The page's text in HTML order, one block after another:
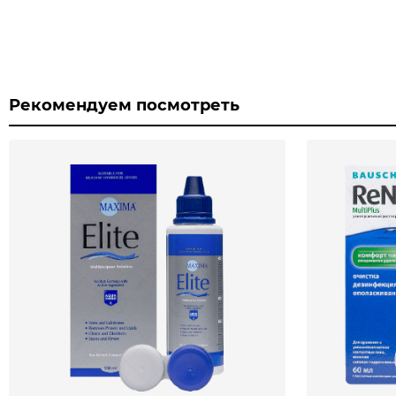
Рекомендуем посмотреть